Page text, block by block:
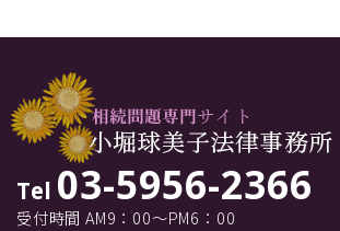
Tel 03-5956-2366
受付時間 AM9：00～PM6：00